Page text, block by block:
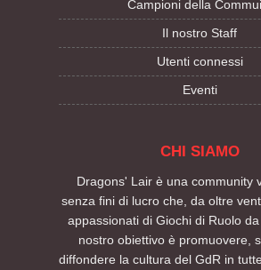
Campioni della
Il nostro Staff
Utenti connessi
Eventi
CHI SIAMO
Dragons' Lair è una community
senza fini di lucro che, da oltre
appassionati di Giochi di Ruolo
nostro obiettivo è promuovere,
diffondere la cultura del GdR in